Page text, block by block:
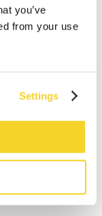
you’ve
from your use
Settings
Beanie oder